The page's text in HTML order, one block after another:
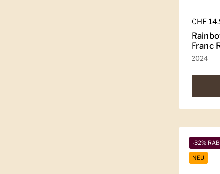
CHF
Franc
2024
-32%
NEU